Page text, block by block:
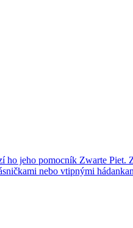
jeho pomocník Zwarte Piet.
nebo vtipnými